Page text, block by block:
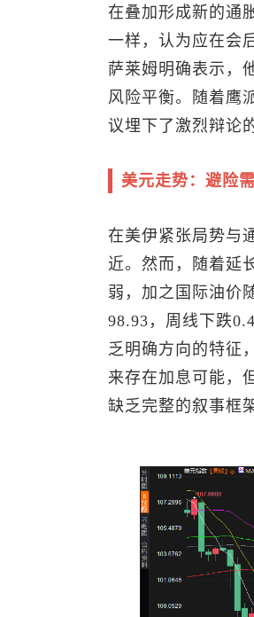
在叠加形成新的通
一样，认为应在会
萨莱姆明确表示，
风险平衡。随着鹰
议埋下了激烈辩论
美元走势：避险
在美伊紧张局势与
近。然而，随着延
弱，加之国际油价
98.93，周线下跌
乏明确方向的特征
来存在加息可能，
缺乏完整的叙事框